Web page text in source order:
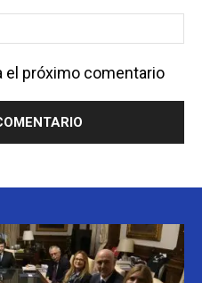
el próximo comentario